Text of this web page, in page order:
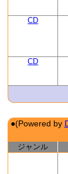
CD
CD
●(Powered by
ジャンル